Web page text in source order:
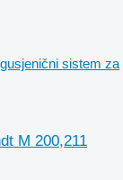
sistem za
M 200,211